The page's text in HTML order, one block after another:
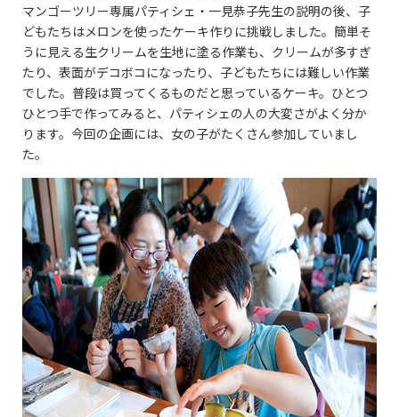
マンゴーツリー専属パティシェ・一見恭子先生の説明の後、子
どもたちはメロンを使ったケーキ作りに挑戦しました。簡単そ
うに見える生クリームを生地に塗る作業も、クリームが多すぎ
たり、表面がデコボコになったり、子どもたちには難しい作業
でした。普段は買ってくるものだと思っているケーキ。ひとつ
ひとつ手で作ってみると、パティシェの人の大変さがよく分か
ります。今回の企画には、女の子がたくさん参加していまし
た。